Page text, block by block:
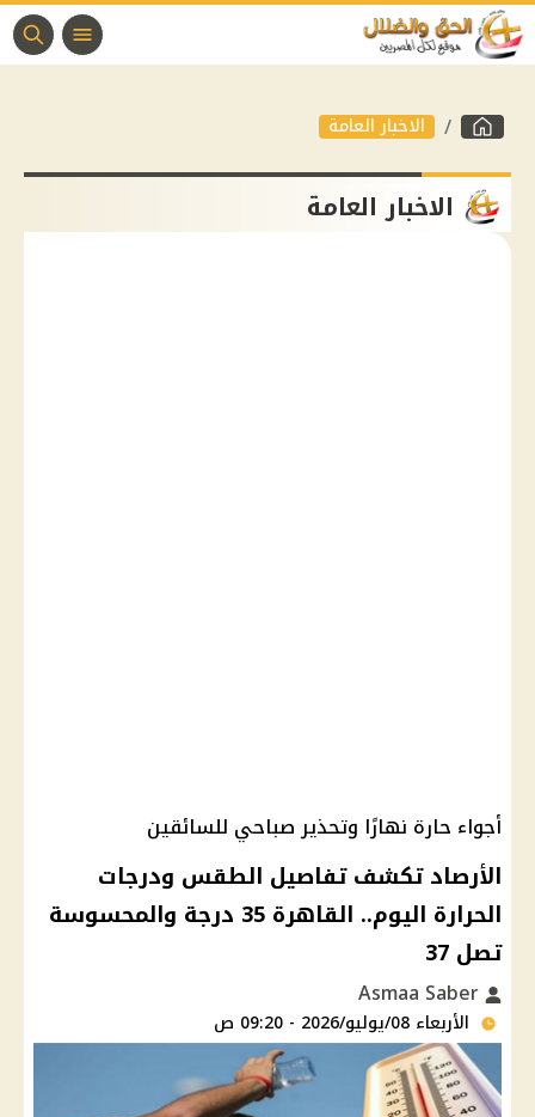
الاخبار العامة
الاخبار العامة
أجواء حارة نهارًا وتحذير صباحي للسائقين
الأرصاد تكشف تفاصيل الطقس ودرجات
الحرارة اليوم.. القاهرة 35 درجة والمحسوسة
تصل 37
الأربعاء 08/يوليو/2026 - 09:20 ص